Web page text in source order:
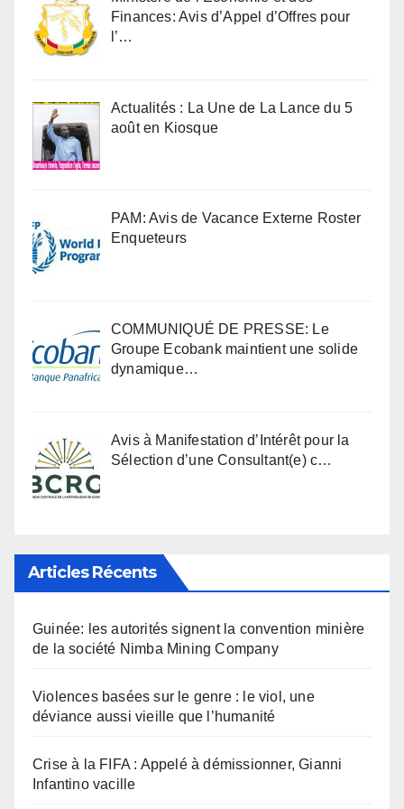
Finances: Avis d’Appel d’Offres pour
l’…
Actualités : La Une de La Lance du 5
août en Kiosque
PAM: Avis de Vacance Externe Roster
Enqueteurs
COMMUNIQUÉ DE PRESSE: Le
Groupe Ecobank maintient une solide
dynamique…
Avis à Manifestation d’Intérêt pour la
Sélection d’une Consultant(e) c…
Articles Récents
Guinée: les autorités signent la convention minière
de la société Nimba Mining Company
Violences basées sur le genre : le viol, une
déviance aussi vieille que l’humanité
Crise à la FIFA : Appelé à démissionner, Gianni
Infantino vacille